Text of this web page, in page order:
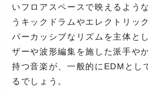
いフロアスペースで映えるよう
うキックドラムやエレクトリッ
パーカッシブなリズムを主体と
ザーや波形編集を施した派手や
持つ音楽が、一般的にEDMとし
るでしょう。